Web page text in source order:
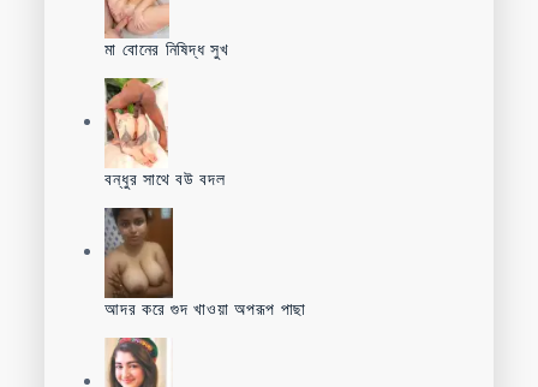
মা বোনের নিষিদ্ধ সুখ
বন্ধুর সাথে বউ বদল
আদর করে গুদ খাওয়া অপরূপ পাছা